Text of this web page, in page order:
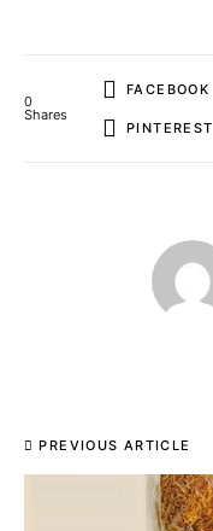
0
Shares
FACEBOOK
PINTEREST
PREVIOUS ARTICLE